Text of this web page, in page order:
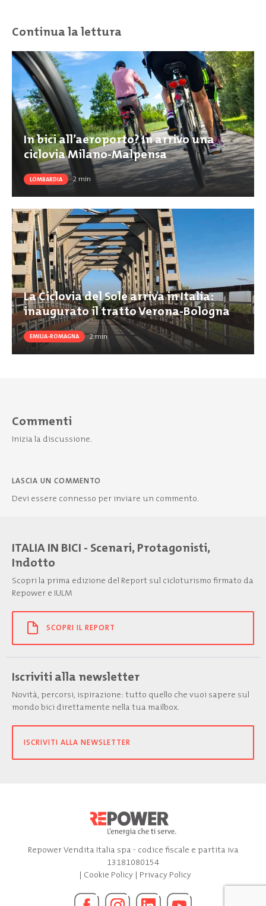
Continua la lettura
In bici all’aeroporto? In arrivo una
ciclovia Milano-Malpensa
LOMBARDIA 2min
La Ciclovia del Sole arriva in Italia:
inaugurato il tratto Verona-Bologna
EMILIA-ROMAGNA 2min
Commenti
Inizia la discussione.
LASCIA UN COMMENTO
Devi essere connesso per inviare un commento.
ITALIA IN BICI - Scenari, Protagonisti,
Indotto
Scopri la prima edizione del Report sul cicloturismo firmato da
Repower e IULM
SCOPRI IL REPORT
Iscriviti alla newsletter
Novità, percorsi, ispirazione: tutto quello che vuoi sapere sul
mondo bici direttamente nella tua mailbox.
ISCRIVITI ALLA NEWSLETTER
Repower Vendita Italia spa - codice fiscale e partita iva
13181080154
| Cookie Policy| Privacy Policy